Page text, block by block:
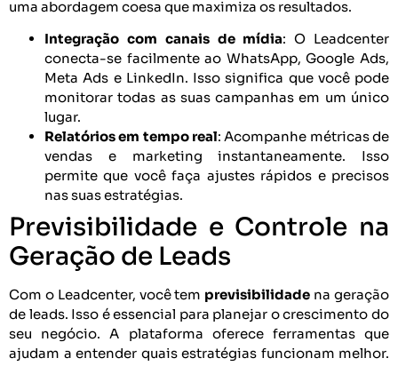
uma abordagem coesa que maximiza os resultados.
Integração com canais de mídia: O Leadcenter
conecta-se facilmente ao WhatsApp, Google Ads,
Meta Ads e LinkedIn. Isso significa que você pode
monitorar todas as suas campanhas em um único
lugar.
Relatórios em tempo real: Acompanhe métricas de
vendas e marketing instantaneamente. Isso
permite que você faça ajustes rápidos e precisos
nas suas estratégias.
Previsibilidade e Controle na
Geração de Leads
Com o Leadcenter, você tem previsibilidade na geração
de leads. Isso é essencial para planejar o crescimento do
seu negócio. A plataforma oferece ferramentas que
ajudam a entender quais estratégias funcionam melhor.